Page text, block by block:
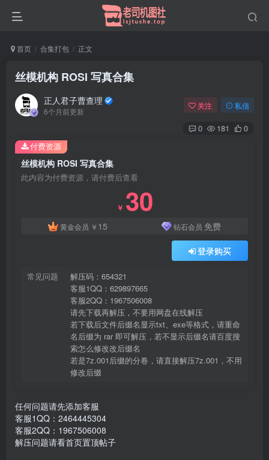
首页 合集打包 正文
丝模机构 ROSI 写真合集
正人君子曹查理
6个月前更新
关注 私信
0 181 0
丝模机构 ROSI 写真合集
此内容为付费资源，请付费后查看
￥ 30
黄金会员 ￥ 15 钻石会员 免费
登录购买
常见问题
解压码：654321
客服1QQ：629897665
客服2QQ：1967506008
请先下载再解压，不要用网盘在线解压
若下载后文件后缀名显示txt、exe等格式，请重命
名后缀为 rar 即可解压，若不显示后缀名请百度搜
索怎么修改改后缀名
若是7z.001后缀的分卷，请直接解压7z.001，不用
修改后缀
付费资源
任何问题请先添加客服
客服1QQ：2464445304
客服2QQ：1967506008
解压问题请看首页置顶帖子